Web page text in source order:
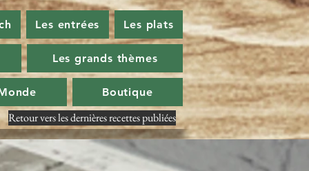
Les entrées Les plats
Les grands thèmes
Boutique
Retour vers les dernières recettes publiées